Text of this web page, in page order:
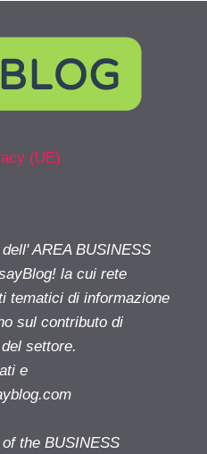
(UE)
AREA BUSINESS
la cui rete
tematici di informazione
sul contributo di
settore.
e
the BUSINESS